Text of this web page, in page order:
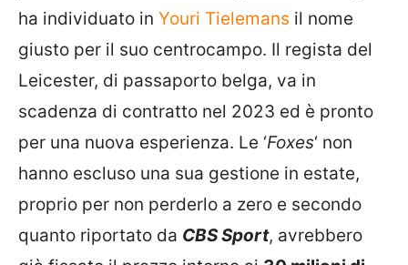
ha individuato in Youri Tielemans il nome
giusto per il suo centrocampo. Il regista del
Leicester, di passaporto belga, va in
scadenza di contratto nel 2023 ed è pronto
per una nuova esperienza. Le ‘Foxes‘ non
hanno escluso una sua gestione in estate,
proprio per non perderlo a zero e secondo
quanto riportato da CBS Sport, avrebbero